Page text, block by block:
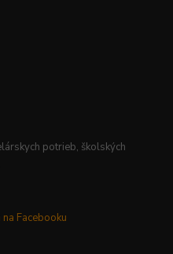
potrieb, školských